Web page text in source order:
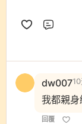
dw007
我都親
回覆